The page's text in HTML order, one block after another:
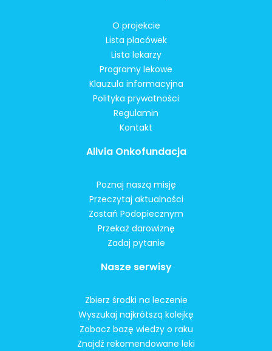
O projekcie
Lista placówek
Lista lekarzy
Programy lekowe
Klauzula informacyjna
Polityka prywatności
Regulamin
Kontakt
Alivia Onkofundacja
Poznaj naszą misję
Przeczytaj aktualności
Zostań Podopiecznym
Przekaż darowiznę
Zadaj pytanie
Nasze serwisy
Zbierz środki na leczenie
Wyszukaj najkrótszą kolejkę
Zobacz bazę wiedzy o raku
Znajdź rekomendowane leki